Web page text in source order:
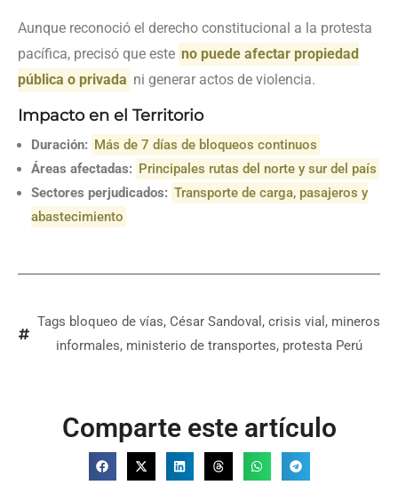
Aunque reconoció el derecho constitucional a la protesta
pacífica, precisó que este no puede afectar propiedad
pública o privada ni generar actos de violencia.
Impacto en el Territorio
Duración: Más de 7 días de bloqueos continuos
Áreas afectadas:
Principales rutas del norte y sur del país
Sectores perjudicados: Transporte de carga, pasajeros y
abastecimiento
Tags bloqueo de vías, César Sandoval , crisis vial , mineros
informales, ministerio de transportes, protesta Perú
Comparte este artículo